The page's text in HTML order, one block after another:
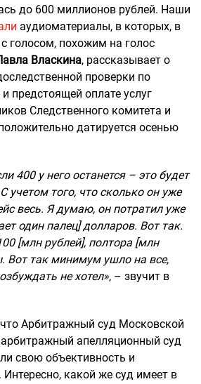
до 600 миллионов рублей. Наши
аудиоматериалы, в которых, в
голосом, похожим на голос
Власкина, рассказывает о
проверки по
предстоящей оплате услуг
Следственного комитета и
датируется осенью
400 у него останется – это будет
учетом того, что сколько он уже
весь. Я думаю, он потратил уже
один палец] долларов. Вот так.
[млн рублей], полтора [млн
Вот так минимум ушло на все,
не хотел», – звучит в
Арбитражный суд Московской
апелляционный суд
свою объективность и
Интересно, какой же суд имеет в